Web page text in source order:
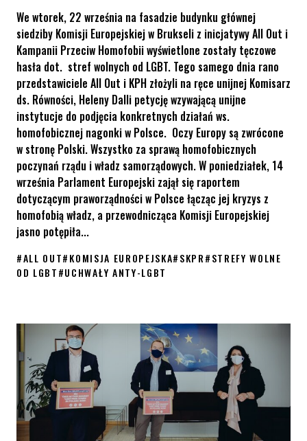
We wtorek, 22 września na fasadzie budynku głównej
siedziby Komisji Europejskiej w Brukseli z inicjatywy All Out i
Kampanii Przeciw Homofobii wyświetlone zostały tęczowe
hasła dot. stref wolnych od LGBT. Tego samego dnia rano
przedstawiciele All Out i KPH złożyli na ręce unijnej Komisarz
ds. Równości, Heleny Dalli petycję wzywającą unijne
instytucje do podjęcia konkretnych działań ws.
homofobicznej nagonki w Polsce. Oczy Europy są zwrócone
w stronę Polski. Wszystko za sprawą homofobicznych
poczynań rządu i władz samorządowych. W poniedziałek, 14
września Parlament Europejski zajął się raportem
dotyczącym praworządności w Polsce łącząc jej kryzys z
homofobią władz, a przewodnicząca Komisji Europejskiej
jasno potępiła...
#ALL OUT#KOMISJA EUROPEJSKA#SKPR#STREFY WOLNE
OD LGBT#UCHWAŁY ANTY-LGBT